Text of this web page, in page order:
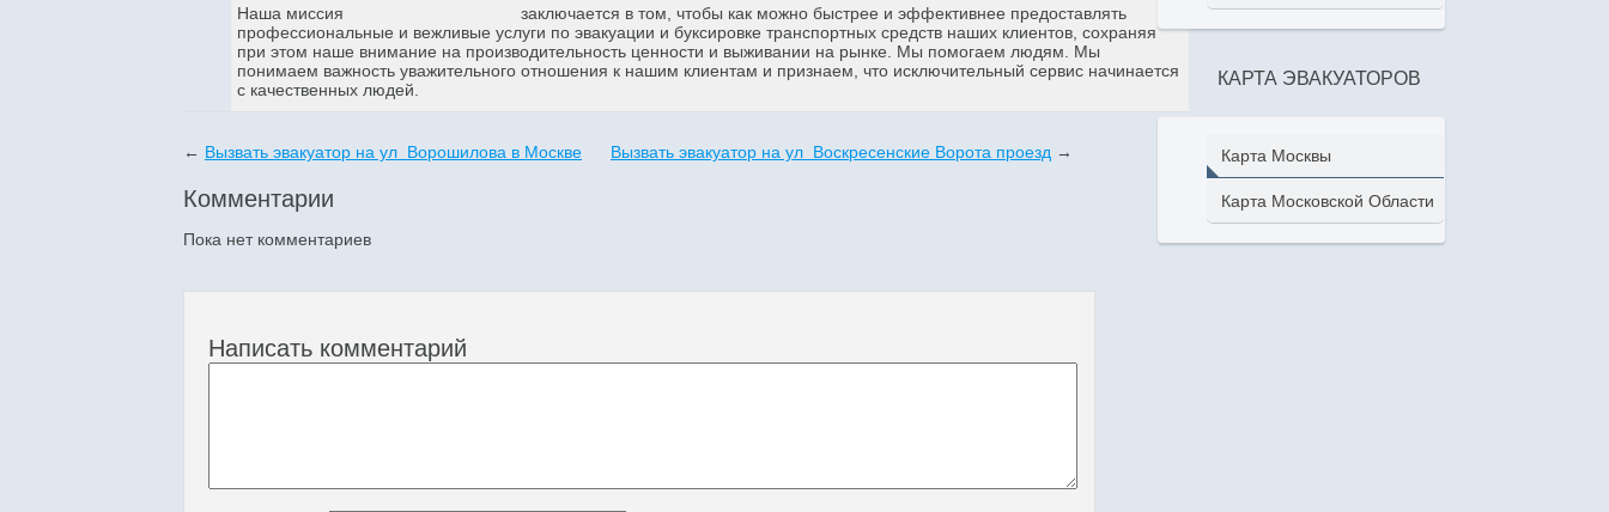
Наша миссия
заключается в том, чтобы как можно быстрее и эффективнее предоставлять
профессиональные и вежливые услуги по эвакуации и буксировке транспортных средств наших клиентов, сохраняя
при этом наше внимание на производительность ценности и выживании на рынке. Мы помогаем людям. Мы
понимаем важность уважительного отношения к нашим клиентам и признаем, что исключительный сервис начинается
с качественных людей.
← Вызвать эвакуатор на ул Ворошилова в Москве Вызвать эвакуатор на ул Воскресенские Ворота проезд →
Комментарии
Пока нет комментариев
Написать комментарий
КАРТА ЭВАКУАТОРОВ
Карта Москвы
Карта Московской Области